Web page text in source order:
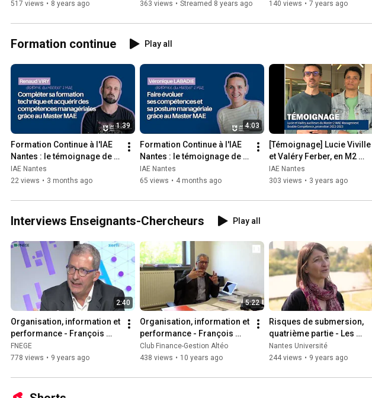
ComRH IAE Nantes
517 views • 8 years ago
363 views • Streamed 8 years ago
140 views • 7 years ago
Formation continue Play all
1:39
Formation Continue à l'IAE
Nantes : le témoignage de
Renaud VIRY
IAE Nantes
22 views • 3 months ago
4:03
Formation Continue à l'IAE
Nantes : le témoignage de
Véronique LABADIE
IAE Nantes
65 views • 4 months ago
[Témoignage] Lucie Viville
et Valéry Ferber, en M2
Management Double
Compétence, formation
IAE Nantes
303 views • 3 years ago
Interviews Enseignants-Chercheurs Play all
2:40
Organisation, information et
performance - François
Meyssonnier
FNEGE
778 views • 9 years ago
5:22
Organisation, information et
performance - François
MEYSSONNIER
Club Finance-Gestion Altéo
438 views • 10 years ago
Risques de submersion,
quatrième partie - Les
Eclaireurs
Nantes Université
244 views • 9 years ago